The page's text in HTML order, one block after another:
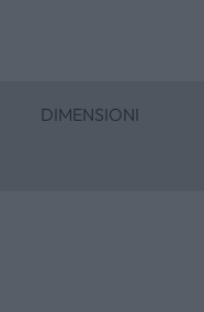
DIMENSIONI